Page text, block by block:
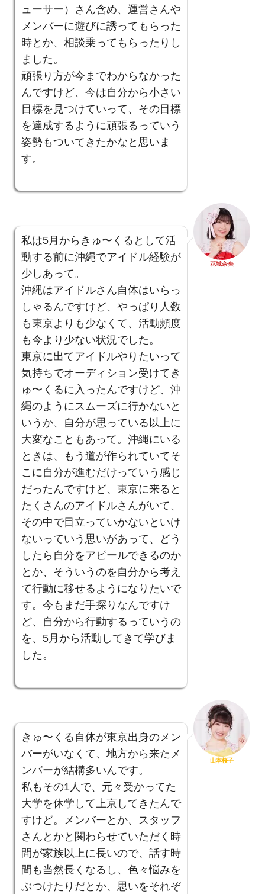
ューサー）さん含め、運営さんや
メンバーに遊びに誘ってもらった
時とか、相談乗ってもらったりし
ました。
頑張り方が今までわからなかった
んですけど、今は自分から小さい
目標を見つけていって、その目標
を達成するように頑張るっていう
姿勢もついてきたかなと思いま
す。
私は5月からきゅ〜くるとして活
動する前に沖縄でアイドル経験が
少しあって。
沖縄はアイドルさん自体はいらっ
しゃるんですけど、やっぱり人数
も東京よりも少なくて、活動頻度
も今より少ない状況でした。
東京に出てアイドルやりたいって
気持ちでオーディション受けてき
ゅ〜くるに入ったんですけど、沖
縄のようにスムーズに行かないと
いうか、自分が思っている以上に
大変なこともあって。沖縄にいる
ときは、もう道が作られていてそ
こに自分が進むだけっていう感じ
だったんですけど、東京に来ると
たくさんのアイドルさんがいて、
その中で目立っていかないといけ
ないっていう思いがあって、どう
したら自分をアピールできるのか
とか、そういうのを自分から考え
て行動に移せるようになりたいで
す。今もまだ手探りなんですけ
ど、自分から行動するっていうの
を、5月から活動してきて学びま
した。
花城奈央
きゅ〜くる自体が東京出身のメン
バーがいなくて、地方から来たメ
ンバーが結構多いんです。
私もその1人で、元々受かってた
大学を休学して上京してきたんで
すけど。メンバーとか、スタッフ
さんとかと関わらせていただく時
間が家族以上に長いので、話す時
間も当然長くなるし、色々悩みを
ぶつけたりだとか、思いをそれぞ
山本桜子